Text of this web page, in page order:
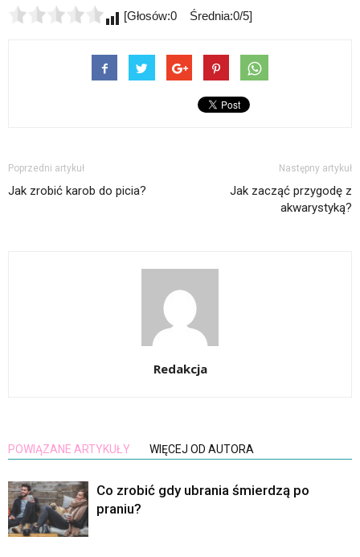
[Głosów:0 Średnia:0/5]
Poprzedni artykuł
Jak zrobić karob do picia?
Następny artykuł
Jak zacząć przygodę z
akwarystyką?
Redakcja
POWIĄZANE ARTYKUŁY WIĘCEJ OD AUTORA
Co zrobić gdy ubrania śmierdzą po
praniu?